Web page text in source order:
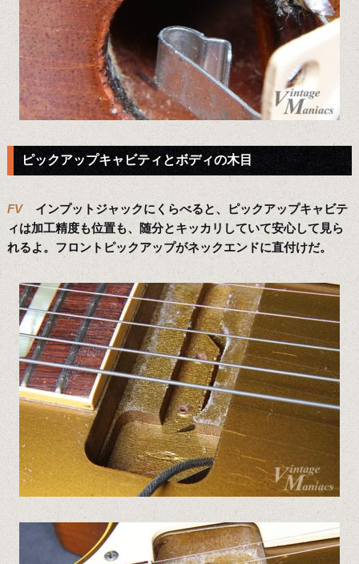
ピックアップキャビティとボディの木目
FV
インプットジャックにくらべると、ピックアップキャビテ
ィは加工精度も位置も、随分とキッカリしていて安心して見ら
れるよ。フロントピックアップがネックエンドに直付けだ。